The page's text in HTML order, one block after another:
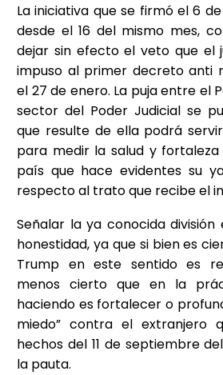
La iniciativa que se firmó el 6
desde el 16 del mismo mes,
dejar sin efecto el veto que el
impuso al primer decreto anti
el 27 de enero. La puja entre el
sector del Poder Judicial se
que resulte de ella podrá
para medir la salud y
país que hace evidentes su
respecto al trato que recibe el
Señalar la ya conocida
honestidad, ya que si bien es
Trump en este sentido es
menos cierto que en la
haciendo es fortalecer o
miedo” contra el extranjero
hechos del 11 de septiembre
la pauta.